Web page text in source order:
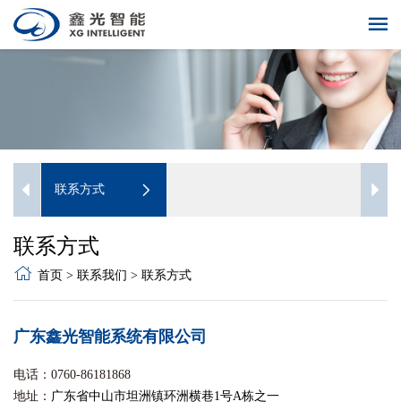
联系方式
联系方式
首页 > 联系我们 > 联系方式
广东鑫光智能系统有限公司
电话：0760-86181868
地址： 广东省中山市坦洲镇环洲横巷1号A栋之一